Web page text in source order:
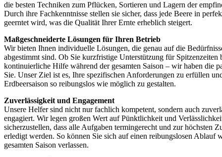
die besten Techniken zum Pflücken, Sortieren und Lagern der
Durch ihre Fachkenntnisse stellen sie sicher, dass jede Beere in
geerntet wird, was die Qualität Ihrer Ernte erheblich steigert.
Maßgeschneiderte Lösungen für Ihren Betrieb
Wir bieten Ihnen individuelle Lösungen, die genau auf die
abgestimmt sind. Ob Sie kurzfristige Unterstützung für Spitzenzeiten
kontinuierliche Hilfe während der gesamten Saison – wir haben die
Sie. Unser Ziel ist es, Ihre spezifischen Anforderungen zu erfüllen
Erdbeersaison so reibungslos wie möglich zu gestalten.
Zuverlässigkeit und Engagement
Unsere Helfer sind nicht nur fachlich kompetent, sondern auch
engagiert. Wir legen großen Wert auf Pünktlichkeit und
sicherzustellen, dass alle Aufgaben termingerecht und zur höchsten
erledigt werden. So können Sie sich auf einen reibungslosen Ablauf
gesamten Saison verlassen.